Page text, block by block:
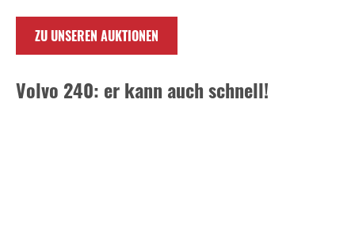
ZU UNSEREN AUKTIONEN
Volvo 240: er kann auch schnell!